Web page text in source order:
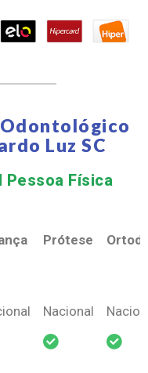
Luz SC
Pessoa Física​
Prótese
Prótese
Nacional